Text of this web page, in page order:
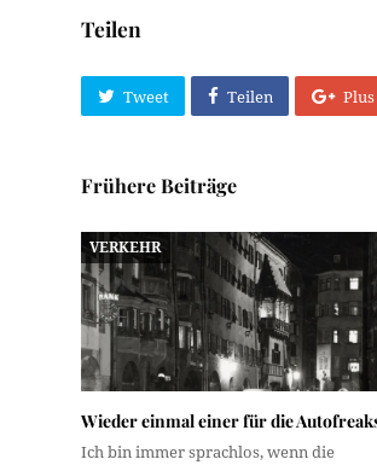
Teilen
Tweet Teilen
Frühere Beiträge
VERKEHR
Wieder einmal einer für die
Ich bin immer sprachlos, wenn die